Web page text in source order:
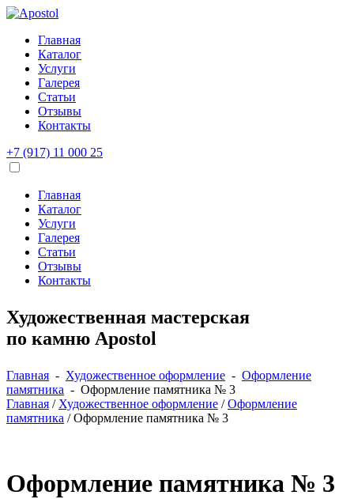
Главная
Каталог
Услуги
Галерея
Статьи
Отзывы
Контакты
+7 (917) 11 000 25
Главная
Каталог
Услуги
Галерея
Статьи
Отзывы
Контакты
Художественная мастерская
по камню Apostol
Главная - Художественное оформление - Оформление
памятника - Оформление памятника № 3
Главная / Художественное оформление /Оформление
памятника / Оформление памятника № 3
Оформление памятника № 3